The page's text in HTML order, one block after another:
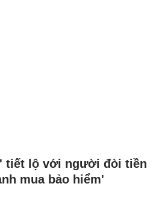
tiết lộ với người đòi tiền
mua bảo hiểm'